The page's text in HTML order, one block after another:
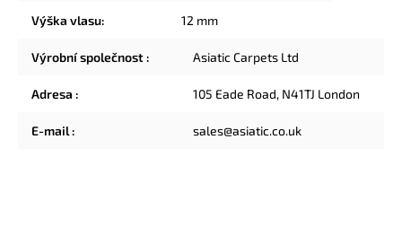
Výška vlasu: 12 mm
Výrobní společnost: Asiatic Carpets Ltd
Adresa : 105 Eade Road, N41TJ London
E-mail: sales@asiatic.co.uk